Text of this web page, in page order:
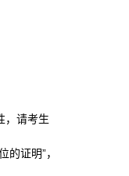
，请考生
证明”，